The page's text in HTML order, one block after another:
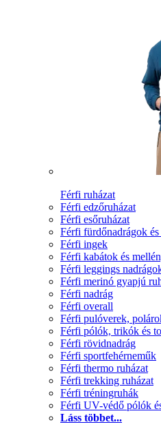
Férfi ruházat
Férfi edzőruházat
Férfi esőruházat
Férfi fürdőnadrágok
Férfi ingek
Férfi kabátok és
Férfi leggings
Férfi merinó gyapjú
Férfi nadrág
Férfi overall
Férfi pulóverek,
Férfi pólók, trikók és
Férfi rövidnadrág
Férfi sportfehérneműk
Férfi thermo ruházat
Férfi trekking ruházat
Férfi tréningruhák
Férfi UV-védő pólók
Láss többet...